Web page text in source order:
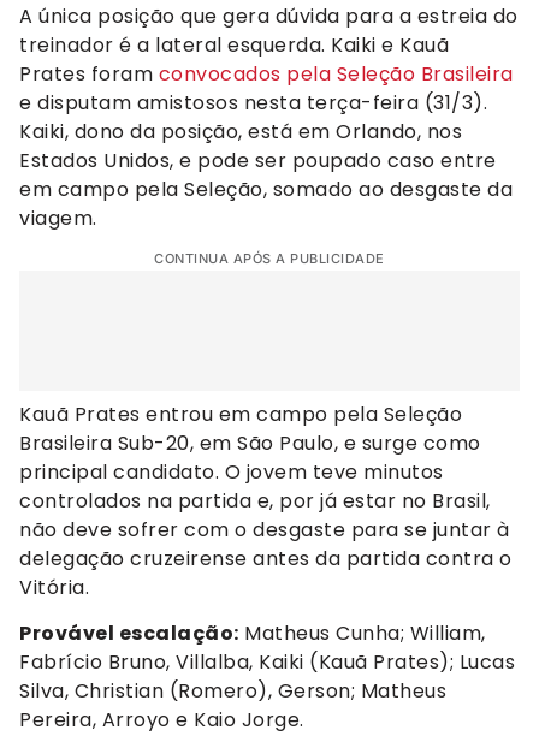
A única posição que gera dúvida para a estreia do
treinador é a lateral esquerda. Kaiki e Kauã
Prates foram convocados pela Seleção Brasileira
e disputam amistosos nesta terça-feira (31/3).
Kaiki, dono da posição, está em Orlando, nos
Estados Unidos, e pode ser poupado caso entre
em campo pela Seleção, somado ao desgaste da
viagem.
CONTINUA APÓS A PUBLICIDADE
Kauã Prates entrou em campo pela Seleção
Brasileira Sub-20, em São Paulo, e surge como
principal candidato. O jovem teve minutos
controlados na partida e, por já estar no Brasil,
não deve sofrer com o desgaste para se juntar à
delegação cruzeirense antes da partida contra o
Vitória.
Provável escalação: Matheus Cunha; William,
Fabrício Bruno, Villalba, Kaiki (Kauã Prates); Lucas
Silva, Christian (Romero), Gerson; Matheus
Pereira, Arroyo e Kaio Jorge.